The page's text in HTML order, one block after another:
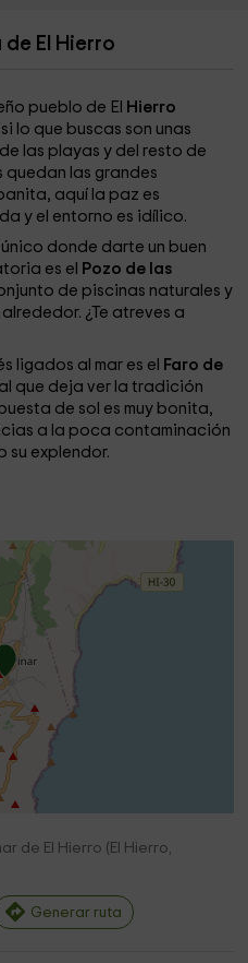
de El Hierro
pueblo de El
Hierro
lo que buscas son unas
las playas y del resto de
quedan las grandes
aquí la paz es
y el entorno es idílico.
único donde darte un buen
es el
Pozo de las
de piscinas naturales y
¿Te atreves a
ligados al mar es el
Faro de
que deja ver la tradición
de sol es muy bonita,
a la poca contaminación
su explendor.
de El Hierro ( El Hierro,
Generar ruta